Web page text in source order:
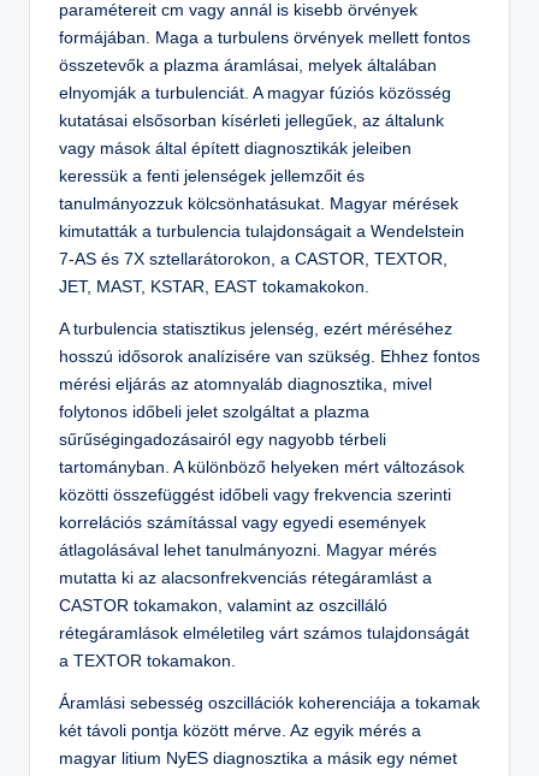
paramétereit cm vagy annál is kisebb örvények
formájában. Maga a turbulens örvények mellett fontos
összetevők a plazma áramlásai, melyek általában
elnyomják a turbulenciát. A magyar fúziós közösség
kutatásai elsősorban kísérleti jellegűek, az általunk
vagy mások által épített diagnosztikák jeleiben
keressük a fenti jelenségek jellemzőit és
tanulmányozzuk kölcsönhatásukat. Magyar mérések
kimutatták a turbulencia tulajdonságait a Wendelstein
7-AS és 7X sztellarátorokon, a CASTOR, TEXTOR,
JET, MAST, KSTAR, EAST tokamakokon.
A turbulencia statisztikus jelenség, ezért méréséhez
hosszú idősorok analízisére van szükség. Ehhez fontos
mérési eljárás az atomnyaláb diagnosztika, mivel
folytonos időbeli jelet szolgáltat a plazma
sűrűségingadozásairól egy nagyobb térbeli
tartományban. A különböző helyeken mért változások
közötti összefüggést időbeli vagy frekvencia szerinti
korrelációs számítással vagy egyedi események
átlagolásával lehet tanulmányozni. Magyar mérés
mutatta ki az alacsonfrekvenciás rétegáramlást a
CASTOR tokamakon, valamint az oszcilláló
rétegáramlások elméletileg várt számos tulajdonságát
a TEXTOR tokamakon.
Áramlási sebesség oszcillációk koherenciája a tokamak
két távoli pontja között mérve. Az egyik mérés a
magyar litium NyES diagnosztika a másik egy német